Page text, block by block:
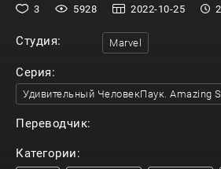
3 5928 2022-10-25
Студия: Marvel
Серия:
Удивительный ЧеловекПаук. Amazing
Переводчик:
Категории: